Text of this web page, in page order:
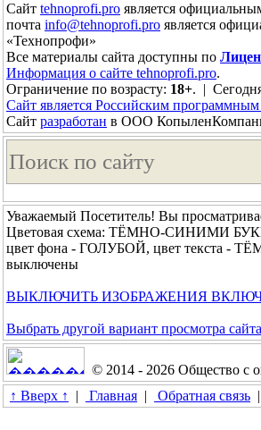
Сайт tehnoprofi.pro является
почта info@tehnoprofi.pro является
«Технопрофи»
Все материалы сайта доступны по
Информация о сайте tehnoprofi.pro.
Ограничение по возрасту: 18+. |
Сайт является Российским
Сайт разработан в ООО
Уважаемый Посетитель! Вы
Цветовая схема: ТЁМНО-СИНИМИ
цвет фона - ГОЛУБОЙ, цвет текста -
выключены
ВЫКЛЮЧИТЬ ИЗОБРАЖЕНИЯ
Выбрать другой вариант просмотра
© 2014 - 2026 Общество с
↑ Вверх ↑
| Главная | Обратная связь |